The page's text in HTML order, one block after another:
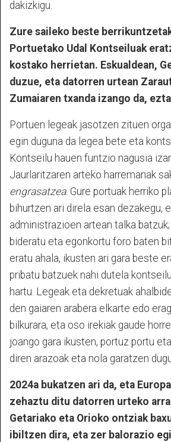
dakizkigu.
Zure saileko beste
Portuetako Udal Kontseiluak
kostako herrietan. Eskualdean,
duzue, eta datorren urtean
Zumaiaren txanda izango da,
Portuen legeak jasotzen zituen
egin duguna da legea bete eta
Kontseilu hauen funtzio nagusia
Jaurlaritzaren arteko harremanak
engrasatzea. Gure portuak herriko
bihurtzen ari direla esan dezakegu,
administrazioen artean talka batzuk;
bideratu eta egonkortu foro baten
eratu ahala, ikusten ari gara beste
pribatu batzuek nahi dutela
hartu. Legeak eta dekretuak
den gaiaren arabera elkarte edo
bilkurara, eta oso irekiak gaude
joango gara ikusten, portuz portu
diren arazoak eta nola garatzen
2024a bukatzen ari da, eta
zehaztu ditu datorren urteko
Getariako eta Orioko ontziak
ibiltzen dira, eta zer balorazio